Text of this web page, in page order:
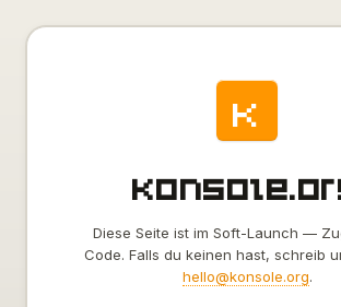
k
Diese Seite ist im Soft-Launch —
Code. Falls du keinen hast, schreib
hello@konsole.org.